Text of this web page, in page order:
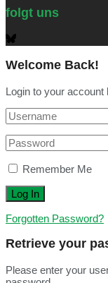
folgt uns
Welcome Back!
Login to your account
Remember Me
Forgotten Password?
Retrieve your
Please enter your